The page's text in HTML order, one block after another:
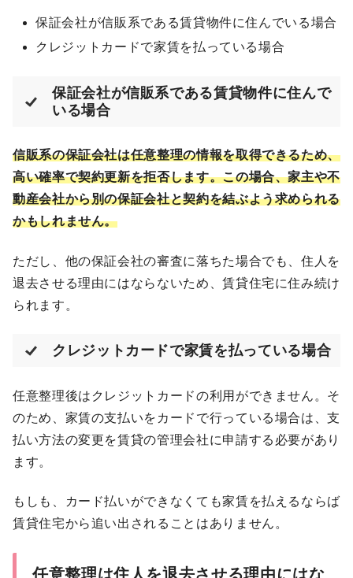
保証会社が信販系である賃貸物件に住んでいる場合
クレジットカードで家賃を払っている場合
保証会社が信販系である賃貸物件に住んで
いる場合
信販系の保証会社は任意整理の情報を取得できるため、
高い確率で契約更新を拒否します。この場合、家主や不
動産会社から別の保証会社と契約を結ぶよう求められる
かもしれません。
ただし、他の保証会社の審査に落ちた場合でも、住人を
退去させる理由にはならないため、賃貸住宅に住み続け
られます。
クレジットカードで家賃を払っている場合
任意整理後はクレジットカードの利用ができません。そ
のため、家賃の支払いをカードで行っている場合は、支
払い方法の変更を賃貸の管理会社に申請する必要があり
ます。
もしも、カード払いができなくても家賃を払えるならば
賃貸住宅から追い出されることはありません。
任意整理は住人を退去させる理由にはな